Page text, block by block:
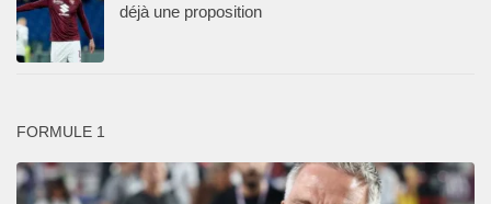
déjà une proposition
FORMULE 1